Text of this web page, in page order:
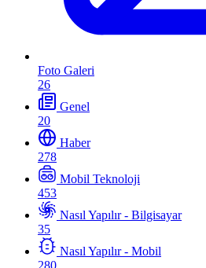
Foto Galeri
26
Genel
20
Haber
278
Mobil Teknoloji
453
Nasıl Yapılır - Bilgisayar
35
Nasıl Yapılır - Mobil
280